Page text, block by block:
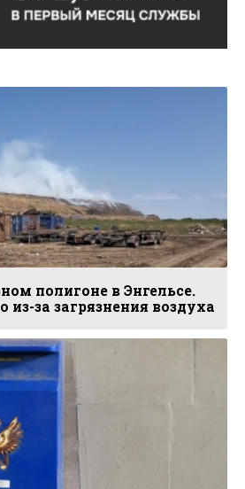
полигоне в Энгельсе.
из-за загрязнения воздуха